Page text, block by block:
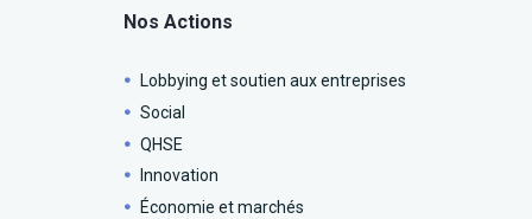
Nos Actions
Lobbying et soutien aux entreprises
Social
QHSE
Innovation
Économie et marchés